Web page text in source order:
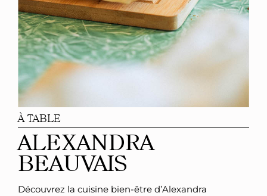
À TABLE
ALEXANDRA
BEAUVAIS
Découvrez la cuisine bien-être d’Alexandra